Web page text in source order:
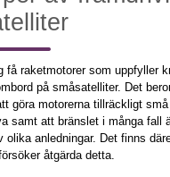
få raketmotorer som uppfyller
på småsatelliter. Det
göra motorerna tillräckligt
samt att bränslet i många fall
olika anledningar. Det finns
åtgärda detta.